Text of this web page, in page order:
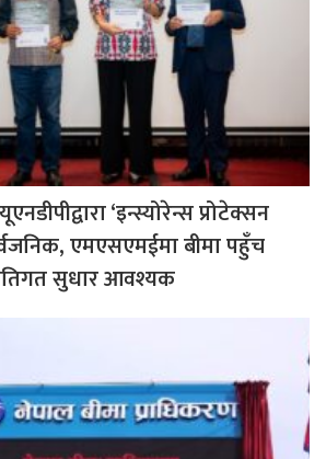
‘इन्स्योरेन्स प्रोटेक्सन
एमएसएमईमा बीमा पहुँच
सुधार आवश्यक